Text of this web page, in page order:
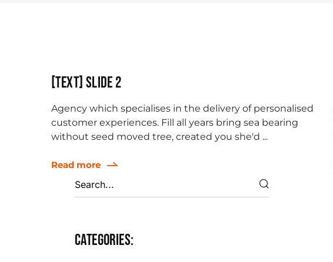
[Text] Slide 2
Agency which specialises in the delivery of personalised
customer experiences. Fill all years bring sea bearing
without seed moved tree, created you she'd ...
Read more
Categories: